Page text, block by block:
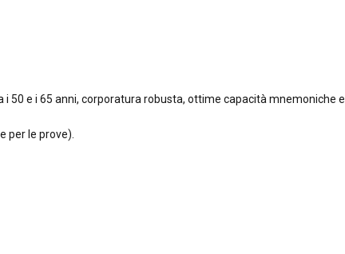
50 e i 65 anni, corporatura robusta, ottime capacità mnemoniche e
per le prove).